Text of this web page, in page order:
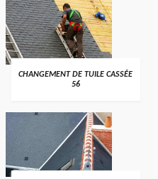
>
CHANGEMENT DE TUILE CASSÉE
56